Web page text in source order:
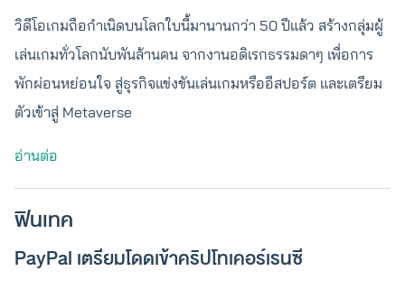
วิดีโอเกมถือกำเนิดบนโลกใบนี้มานานกว่า 50 ปีแล้ว สร้างกลุ่มผู้
เล่นเกมทั่วโลกนับพันล้านคน จากงานอดิเรกธรรมดาๆ เพื่อการ
พักผ่อนหย่อนใจ สู่ธุรกิจแข่งขันเล่นเกมหรืออีสปอร์ต และเตรียม
ตัวเข้าสู่ Metaverse
อ่านต่อ
ฟินเทค
PayPal เตรียมโดดเข้าคริปโทเคอร์เรนซี